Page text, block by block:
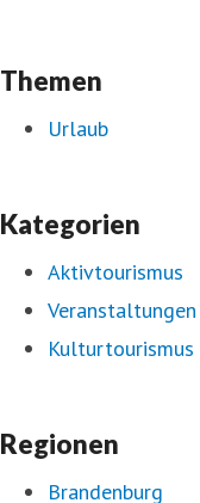
Themen
Urlaub
Kategorien
Aktivtourismus
Veranstaltungen
Kulturtourismus
Regionen
Brandenburg